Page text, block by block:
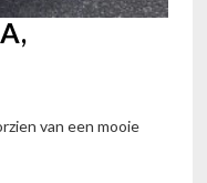
van een mooie